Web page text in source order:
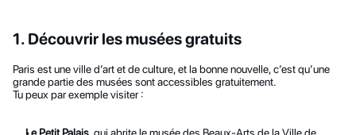
1. Découvrir les musées gratuits
Paris est une ville d’art et de culture, et la bonne nouvelle, c’est qu’une
grande partie des musées sont accessibles gratuitement.
Tu peux par exemple visiter :